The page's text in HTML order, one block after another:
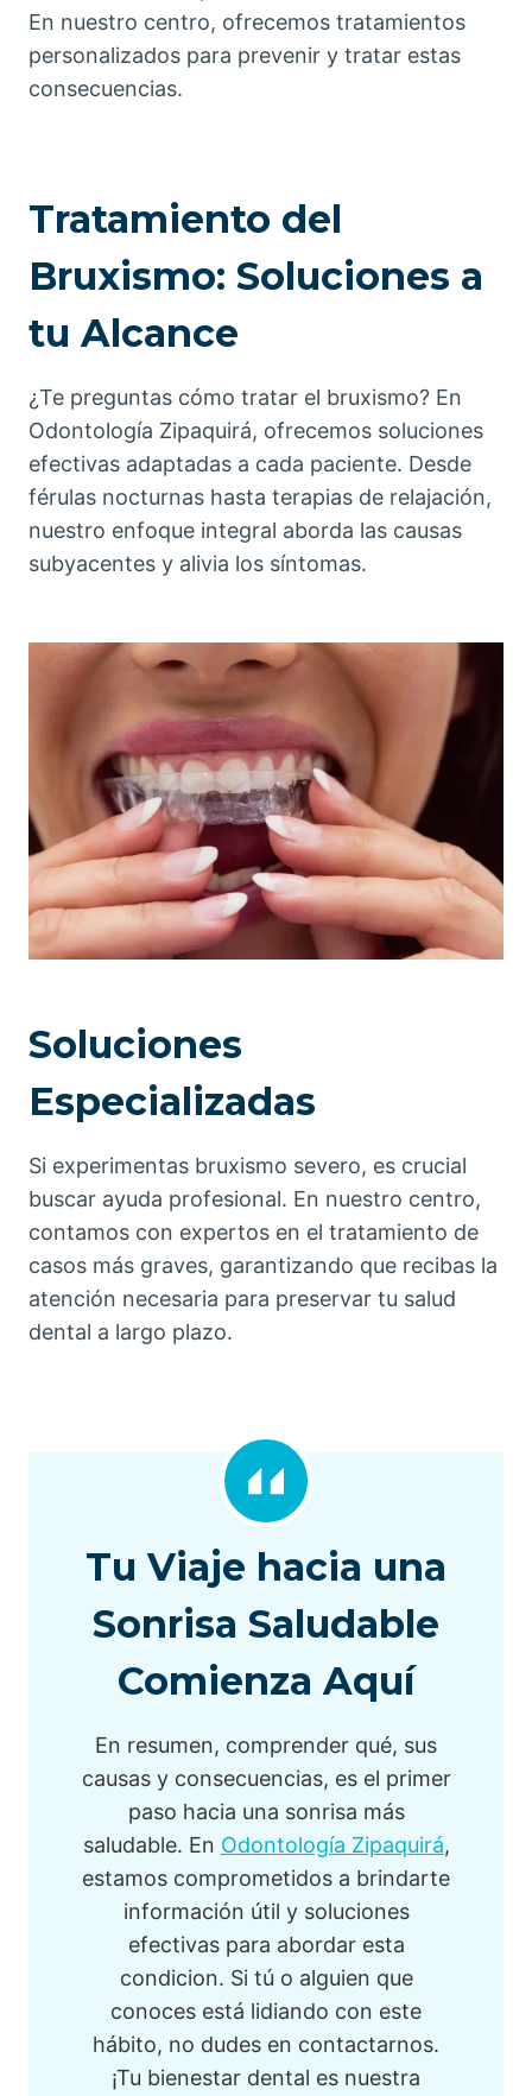
En nuestro centro, ofrecemos tratamientos
personalizados para prevenir y tratar estas
consecuencias.
Tratamiento del
Bruxismo: Soluciones a
tu Alcance
¿Te preguntas cómo tratar el bruxismo? En
Odontología Zipaquirá, ofrecemos soluciones
efectivas adaptadas a cada paciente. Desde
férulas nocturnas hasta terapias de relajación,
nuestro enfoque integral aborda las causas
subyacentes y alivia los síntomas.
Soluciones
Especializadas
Si experimentas bruxismo severo, es crucial
buscar ayuda profesional. En nuestro centro,
contamos con expertos en el tratamiento de
casos más graves, garantizando que recibas la
atención necesaria para preservar tu salud
dental a largo plazo.
Tu Viaje hacia una
Sonrisa Saludable
Comienza Aquí
En resumen, comprender qué, sus
causas y consecuencias, es el primer
paso hacia una sonrisa más
saludable. En Odontología Zipaquirá,
estamos comprometidos a brindarte
información útil y soluciones
efectivas para abordar esta
condicion. Si tú o alguien que
conoces está lidiando con este
hábito, no dudes en contactarnos.
¡Tu bienestar dental es nuestra